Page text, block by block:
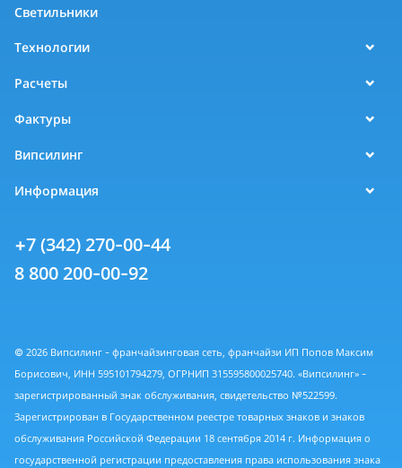
Светильники
Технологии
Расчеты
Фактуры
Випсилинг
Информация
+7 (342) 270-00-44
8 800 200-00-92
© 2026 Випсилинг - франчайзинговая сеть, франчайзи ИП Попов Максим
Борисович, ИНН 595101794279, ОГРНИП 315595800025740. «Випсилинг» -
зарегистрированный знак обслуживания, свидетельство №522599.
Зарегистрирован в Государственном реестре товарных знаков и знаков
обслуживания Российской Федерации 18 сентября 2014 г. Информация о
государственной регистрации предоставления права использования знака